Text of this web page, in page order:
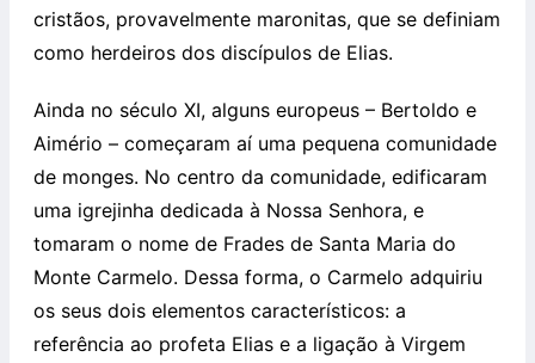
cristãos, provavelmente maronitas, que se definiam
como herdeiros dos discípulos de Elias.
Ainda no século XI, alguns europeus – Bertoldo e
Aimério – começaram aí uma pequena comunidade
de monges. No centro da comunidade, edificaram
uma igrejinha dedicada à Nossa Senhora, e
tomaram o nome de Frades de Santa Maria do
Monte Carmelo. Dessa forma, o Carmelo adquiriu
os seus dois elementos característicos: a
referência ao profeta Elias e a ligação à Virgem